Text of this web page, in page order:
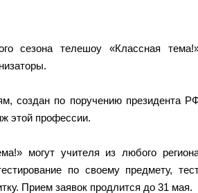
сезона телешоу «Классная
создан по поручению президента
этой профессии.
могут учителя из любого
по своему предмету,
Прием заявок продлится до 31 мая.